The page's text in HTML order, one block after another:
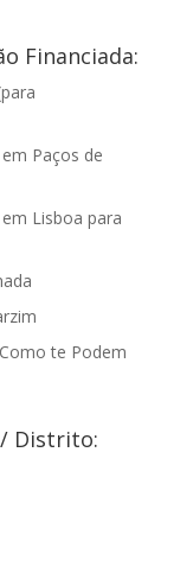
Financiada:
Paços de
Lisboa para
te Podem
Distrito: